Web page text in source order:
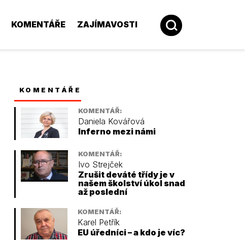
KOMENTÁŘE ZAJÍMAVOSTI
KOMENTÁŘE
KOMENTÁŘ:
Daniela Kovářová
Inferno mezi námi
KOMENTÁŘ:
Ivo Strejček
Zrušit deváté třídy je v
našem školství úkol snad
až poslední
KOMENTÁŘ:
Karel Petřík
EU úředníci – a kdo je víc?